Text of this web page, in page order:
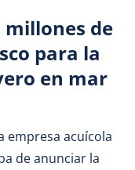
millones de
para la
en mar
empresa acuícola
de anunciar la